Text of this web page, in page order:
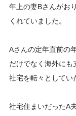
年上の妻Bさんがお
くれていました。
Aさんの定年直前の
だけでなく海外にも
社宅を転々としてい
社宅住まいだったA